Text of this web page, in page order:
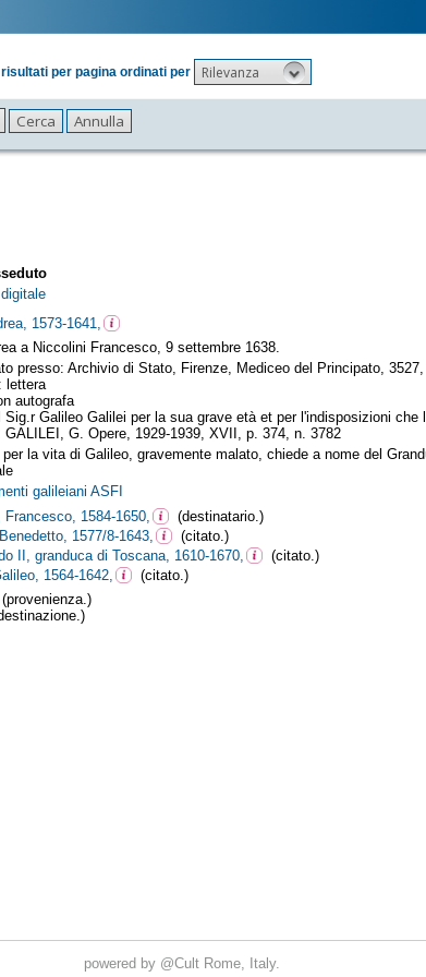
risultati per pagina ordinati per Rilevanza
powered by @Cult Rome, Italy.